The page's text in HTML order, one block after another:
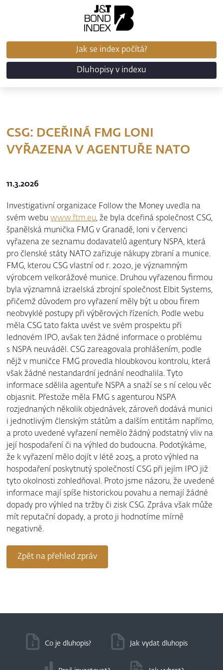
Jak se index počítá?
Dluhopisy v indexu
CSG: DCEŘINÁ FMG LONI
VYŘAZENA V AGENTUŘE NATO
11.3.2026
Investigativní organizace Follow the Money uvedla na
svém webuwww.ftm.eu, že byla dceřiná společnost CSG,
španělská munička FMG v Granadě, loni v červenci
vyřazena ze seznamu dodavatelů agentury NSPA, která
pro členské státy NATO zařizuje nákupy zbraní a munice.
FMG, kterou CSG vlastní od r. 2020, je významným
výrobcem velkorážové munice. Druhou vyřazenou firmou
byla významná izraelská zbrojní společnost Elbit Systems,
přičemž důvodem pro vyřazení měly být u obou firem
neobvyklé postupy při výběrových řízeních. Podle webu
měla CSG tato fakta uvést ve svém prospektu při
lednovém IPO, avšak ten žádné informace o problému
s NSPA neuváděl. CSG zareagovala prohlášením, podle
nějž v muničce FMG provedla hloubkovou kontrolu, která
však žádné nestandardní jednání neodhalila. Tyto
informace sdělila agentuře NSPA a snaží se s ní celou věc
objasnit. Přestože měla FMG s agenturou NSPA
rozjednaných několik objednávek, zároveň dodává munici
i jednotlivým členským státům a dalším entitám napřímo,
a proto uvedené vyřazení nemělo žádný podstatný vliv na
její hospodaření či na výhled do budoucna. Podotýkáme,
že k vyřazení mělo dojít v létě 2025, a proto výhled na
hospodaření poskytnutý společností CSG při jejím IPO již
tyto okolnosti zohledňoval. Proto jsme názoru, že uvedené
informace mají spíše historickou povahu a nemají žádné
dopady pro výhled na tržby či zisk CSG. Zpráva však může
mít reputační dopady, a proto ji hodnotíme mírně
negativně.
Zpět na přehled zpráv
Co je dluhopis? Jak vydat dluhopis